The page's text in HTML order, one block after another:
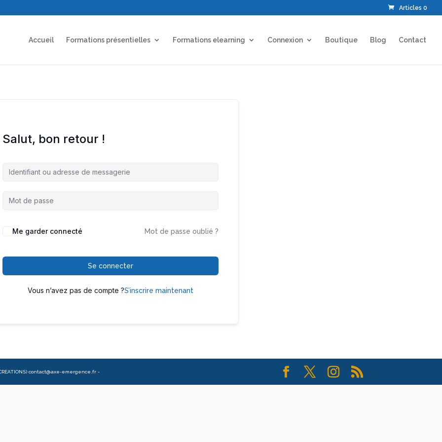
Articles 0
Accueil Formations présentielles Formations elearning Connexion Boutique Blog Contact
Salut, bon retour !
Me garder connecté Mot de passe oublié ?
Se connecter
Vous n’avez pas de compte ?S’inscrire maintenant
contact@axe-emergence.fr -